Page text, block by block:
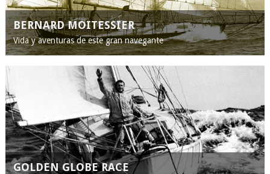
BERNARD MOITESSIER
Vida y aventuras de este gran navegante
GOLDEN GLOBE RACE